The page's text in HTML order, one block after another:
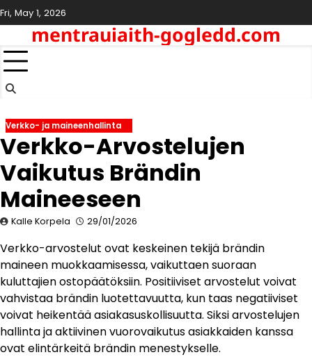
Skip
to
content
Fri, May 1, 2026
mentrauiaith-gogledd.com
Verkko- ja maineenhallinta
Verkko-Arvostelujen
Vaikutus Brändin
Maineeseen
Kalle Korpela 29/01/2026
Verkko-arvostelut ovat keskeinen tekijä brändin
maineen muokkaamisessa, vaikuttaen suoraan
kuluttajien ostopäätöksiin. Positiiviset arvostelut voivat
vahvistaa brändin luotettavuutta, kun taas negatiiviset
voivat heikentää asiakasuskollisuutta. Siksi arvostelujen
hallinta ja aktiivinen vuorovaikutus asiakkaiden kanssa
ovat elintärkeitä brändin menestykselle.